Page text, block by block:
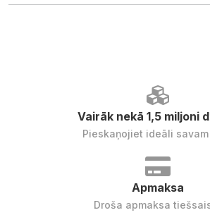
Vairāk nekā 1,5 miljoni
Pieskaņojiet ideāli
Apmaksa
Droša apmaksa